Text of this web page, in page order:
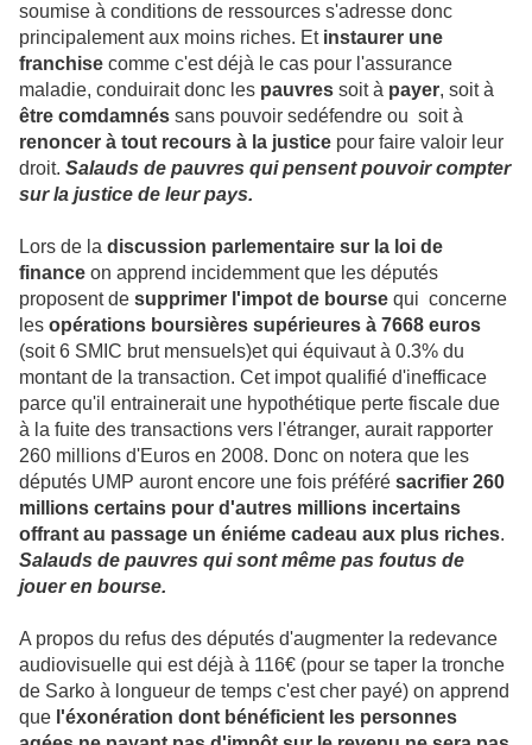
soumise à conditions de ressources s'adresse donc
principalement aux moins riches. Et instaurer une
franchise comme c'est déjà le cas pour l'assurance
maladie, conduirait donc les pauvres soit à payer, soit à
être comdamnés sans pouvoir sedéfendre ou soit à
renoncer à tout recours à la justice pour faire valoir leur
droit. Salauds de pauvres qui pensent pouvoir compter
sur la justice de leur pays.
Lors de la discussion parlementaire sur la loi de
finance on apprend incidemment que les députés
proposent de supprimer l'impot de bourse qui concerne
les opérations boursières supérieures à 7668 euros
(soit 6 SMIC brut mensuels)et qui équivaut à 0.3% du
montant de la transaction. Cet impot qualifié d'inefficace
parce qu'il entrainerait une hypothétique perte fiscale due
à la fuite des transactions vers l'étranger, aurait rapporter
260 millions d'Euros en 2008. Donc on notera que les
députés UMP auront encore une fois préféré sacrifier 260
millions certains pour d'autres millions incertains
offrant au passage un éniéme cadeau aux plus riches.
Salauds de pauvres qui sont même pas foutus de
jouer en bourse.
A propos du refus des députés d'augmenter la redevance
audiovisuelle qui est déjà à 116€ (pour se taper la tronche
de Sarko à longueur de temps c'est cher payé) on apprend
que l'éxonération dont bénéficient les personnes